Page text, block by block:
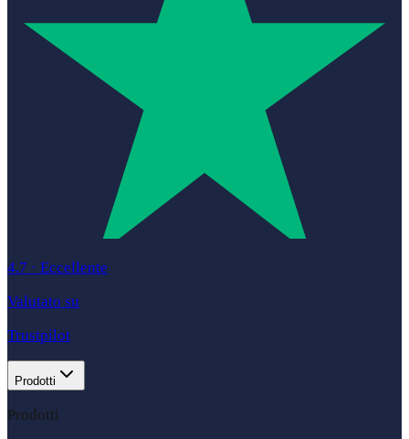
4.7 · Eccellente
Valutato su
Trustpilot
Prodotti
Prodotti